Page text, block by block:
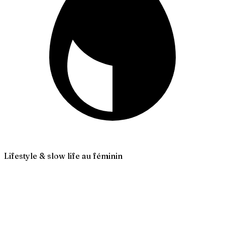
Lifestyle & slow life au féminin